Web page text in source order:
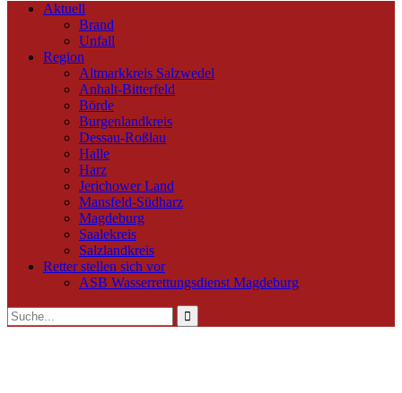
Aktuell
Brand
Unfall
Region
Altmarkkreis Salzwedel
Anhalt-Bitterfeld
Börde
Burgenlandkreis
Dessau-Roßlau
Halle
Harz
Jerichower Land
Mansfeld-Südharz
Magdeburg
Saalekreis
Salzlandkreis
Retter stellen sich vor
ASB Wasserrettungsdienst Magdeburg